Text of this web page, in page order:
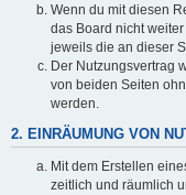
Wenn du mit diesen
das Board nicht
jeweils die an dieser
Der Nutzungsvertrag
von beiden Seiten
werden.
2. EINRÄUMUNG VON
Mit dem Erstellen
zeitlich und räumlich